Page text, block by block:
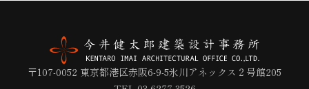
〒107-0052 東京都港区赤阪6-9-5氷川アネックス２号館205